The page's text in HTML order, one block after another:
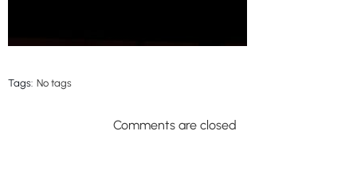
Tags: No tags
Comments are closed